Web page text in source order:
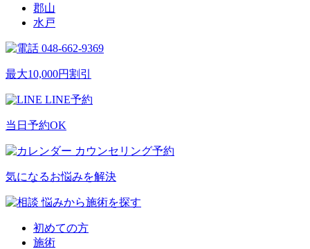
郡山
水戸
048-662-9369
最大10,000円割引
LINE予約
当日予約OK
カウンセリング予約
気になるお悩みを解決
悩みから施術を探す
初めての方
施術